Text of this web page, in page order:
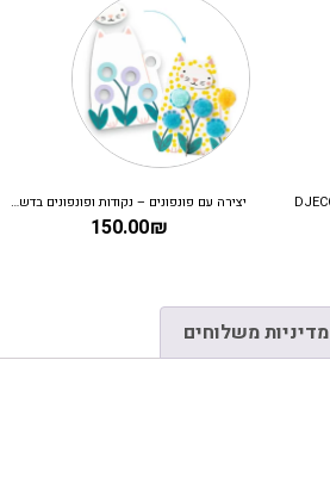
יצירה עם פונפונים – נקודות ופונפונים בדשא DJECO
150.00₪
מדיניות משלוחים